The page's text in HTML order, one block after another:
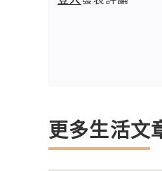
更多生活文